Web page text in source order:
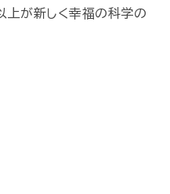
が新しく幸福の科学の